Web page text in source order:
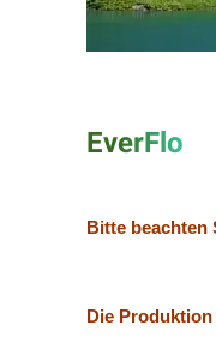
EverFlo
Bitte beachten
Die